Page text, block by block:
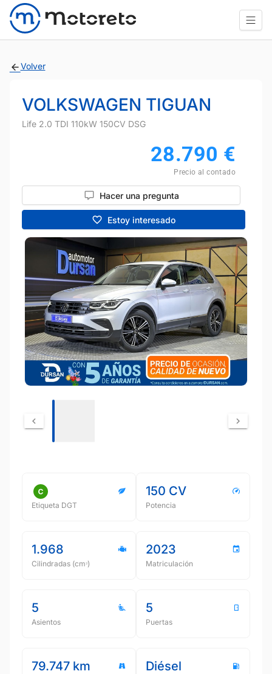
Volver
VOLKSWAGEN TIGUAN
Life 2.0 TDI 110kW 150CV DSG
28.790 €
Precio al contado
Hacer una pregunta
Estoy interesado
Etiqueta DGT
150 CV
Potencia
1.968
Cilindradas (cmᵌ)
2023
Matriculación
5
Asientos
5
Puertas
79.747 km Diésel